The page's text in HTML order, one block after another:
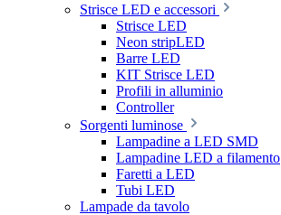
Strisce LED e accessori
Strisce LED
Neon stripLED
Barre LED
KIT Strisce LED
Profili in alluminio
Controller
Sorgenti luminose
Lampadine a LED SMD
Lampadine LED a filamento
Faretti a LED
Tubi LED
Lampade da tavolo